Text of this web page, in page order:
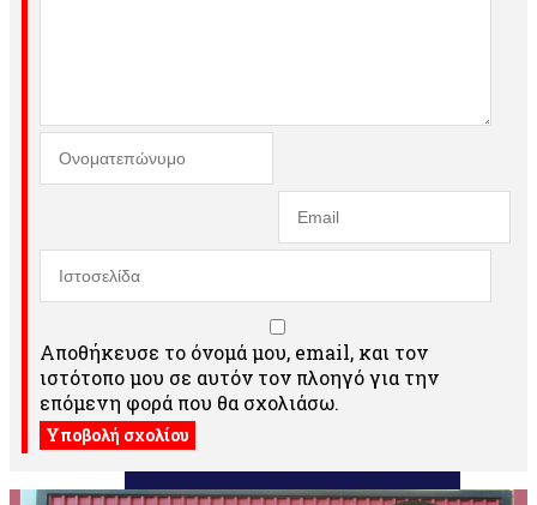
Αποθήκευσε το όνομά μου, email, και τον
ιστότοπο μου σε αυτόν τον πλοηγό για την
επόμενη φορά που θα σχολιάσω.